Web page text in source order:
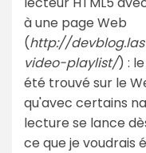
à une page Web
(http://
video-playlist/) :
été trouvé sur le
qu'avec certains
lecture se lance
ce que je voudrais